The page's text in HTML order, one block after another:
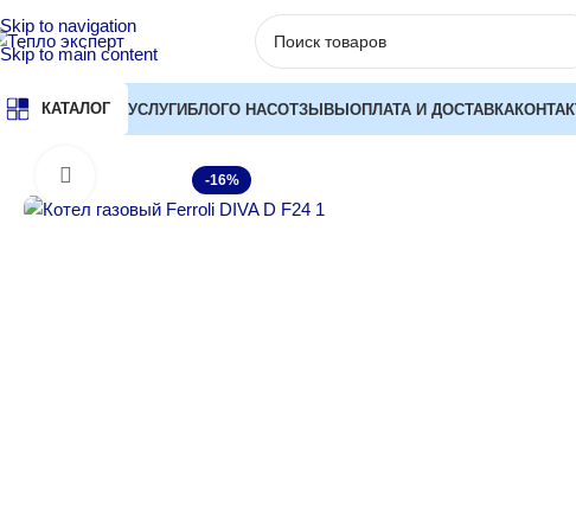
Skip to navigation
Skip to main content
КАТАЛОГ УСЛУГИБЛОГО НАСОТЗЫВЫОПЛАТА И ДОСТАВКА
Главная Настенные газовые котлы
-16%
Нажмите, чтобы увеличить